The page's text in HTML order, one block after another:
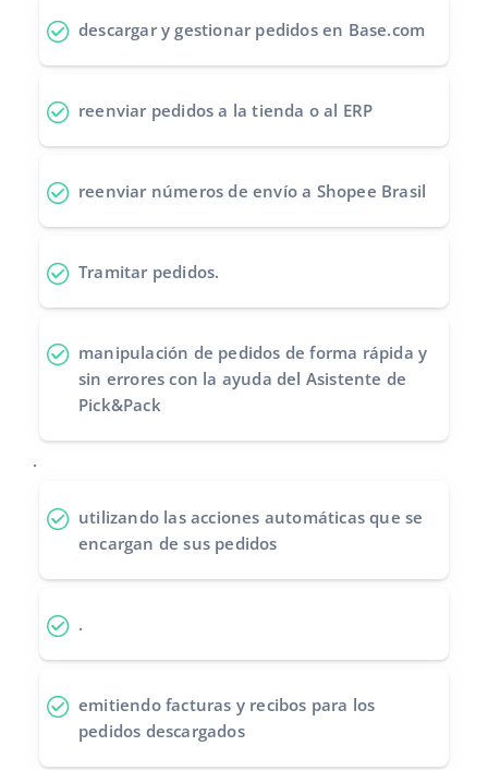
descargar y gestionar pedidosen Base.com
reenviar pedidos a la tienda o al ERP
reenviar números de envío a Shopee Brasil
Tramitar pedidos.
manipulación de pedidos de forma rápida y
sin errores con la ayuda del Asistente de
Pick&Pack
.
utilizando las acciones automáticas que se
encargan de sus pedidos
.
emitiendo facturas y recibos para los
pedidos descargados